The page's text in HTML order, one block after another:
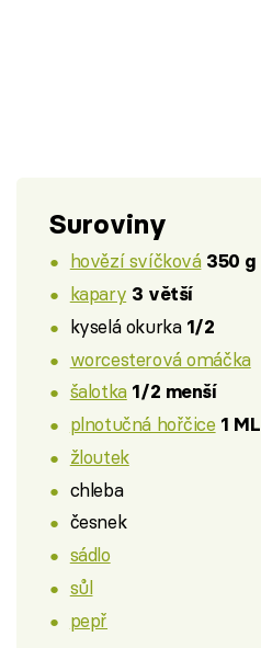
Suroviny
hovězí svíčková 350 g
kapary 3 větší
kyselá okurka 1/2
worcesterová omáčka
šalotka 1/2 menší
plnotučná hořčice 1 ML
žloutek
chleba
česnek
sádlo
sůl
pepř